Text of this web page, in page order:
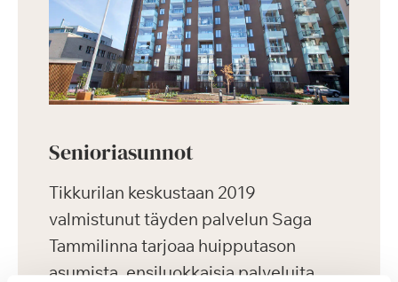
Senioriasunnot
Tikkurilan keskustaan 2019
valmistunut täyden palvelun Saga
Tammilinna tarjoaa huipputason
asumista, ensiluokkaisia palveluita